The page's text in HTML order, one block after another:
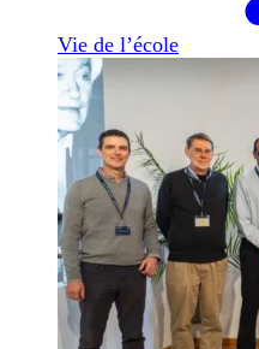
Vie de l’école